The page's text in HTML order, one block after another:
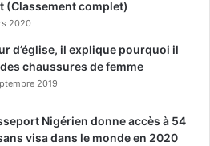
(Classement complet)
2020
d’église, il explique pourquoi il
chaussures de femme
2019
Nigérien donne accès à 54
visa dans le monde en 2020